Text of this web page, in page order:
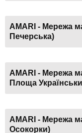
AMARI - Мережа
Печерська)
AMARI - Мережа
Площа
AMARI - Мережа
Осокорки)